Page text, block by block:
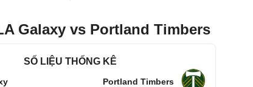
Galaxy vs Portland Timbers
SỐ LIỆU THỐNG KÊ
Portland Timbers